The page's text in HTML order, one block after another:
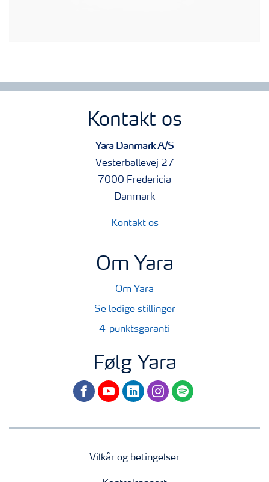
Kontakt os
Yara Danmark A/S
Vesterballevej 27
7000 Fredericia
Danmark
Kontakt os
Om Yara
Om Yara
Se ledige stillinger
4-punktsgaranti
Følg Yara
facebookyoutubelinkedininstagram
spotify
Vilkår og betingelser